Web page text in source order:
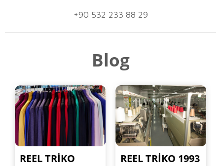
+90 532 233 88 29
Blog
REEL TRIKO
REEL TRIKO 1993